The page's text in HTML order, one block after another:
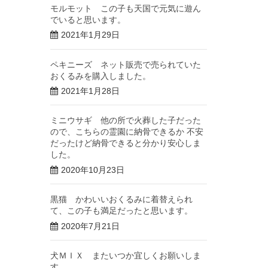
モルモット この子も天国で元気に遊ん
でいると思います。
2021年1月29日
ペキニーズ ネット販売で売られていた
おくるみを購入しました。
2021年1月28日
ミニウサギ 他の所で火葬した子だった
ので、こちらの霊園に納骨できるか 不安
だったけど納骨できると分かり安心しま
した。
2020年10月23日
黒猫 かわいいおくるみに着替えられ
て、この子も満足だったと思います。
2020年7月21日
犬ＭＩＸ またいつか宜しくお願いしま